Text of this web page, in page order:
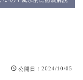
公開日 ：2024/10/05